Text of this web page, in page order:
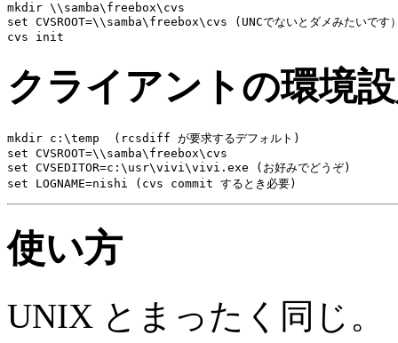
mkdir \\samba\freebox\cvs
set CVSROOT=\\samba\freebox\cvs (UNCでないとダメみたいです
クライアントの環境
mkdir c:\temp  (rcsdiff が要求するデフォルト)
set CVSROOT=\\samba\freebox\cvs
set CVSEDITOR=c:\usr\vivi\vivi.exe (お好みでどうぞ)
使い方
UNIX とまったく同じ。